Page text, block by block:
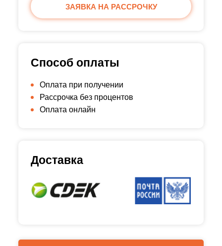
ЗАЯВКА НА РАССРОЧКУ
Способ оплаты
Оплата при получении
Рассрочка без процентов
Оплата онлайн
Доставка